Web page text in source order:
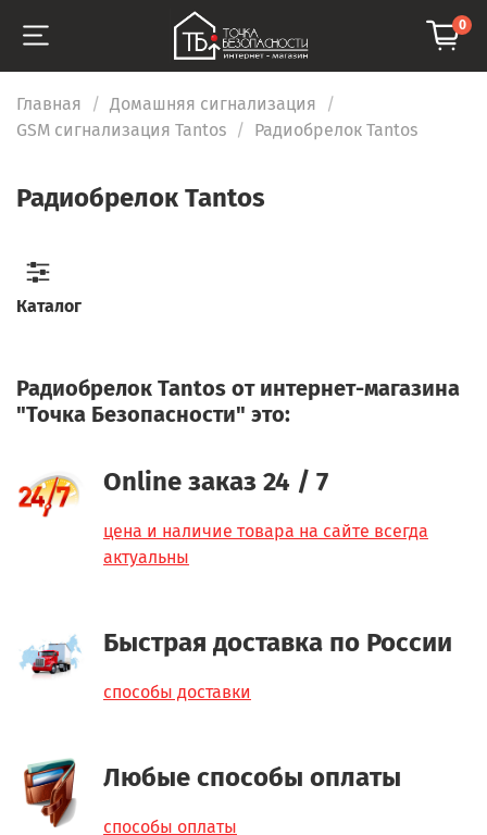
0
Главная
Домашняя сигнализация
GSM сигнализация Tantos
Радиобрелок Tantos
Радиобрелок Tantos
Радиобрелок Tantos от интернет-магазина
"Точка Безопасности" это:
Online заказ 24 / 7
цена и наличие товара на сайте всегда
актуальны
Быстрая доставка по России
способы доставки
Любые способы оплаты
способы оплаты
Каталог